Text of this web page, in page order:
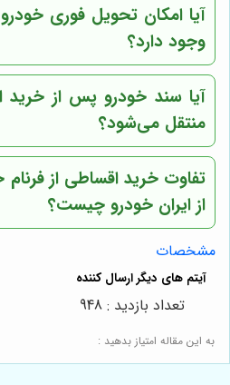
آیا امکان تحویل فوری
وجود دارد؟
آیا سند خودرو پس از خرید
منتقل می‌شود؟
تفاوت خرید اقساطی از
از ایران خودرو چیست؟
مشخصات
به این مقاله امتیاز بدهید :
تعداد بازدید : 948